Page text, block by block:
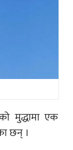
मुद्धामा एक
छन् ।